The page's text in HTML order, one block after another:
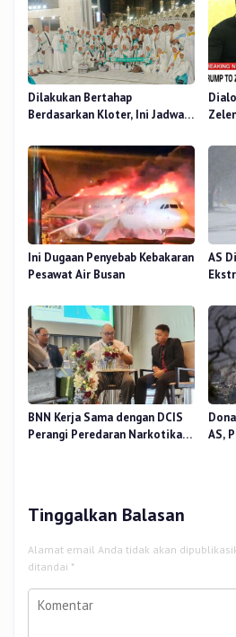
Dilakukan Bertahap
Berdasarkan Kloter, Ini Jadwal
Ini Dugaan Penyebab Kebakaran
Pesawat Air Busan
AS
BNN Kerja Sama dengan DCIS
Perangi Peredaran Narkotika
AS,
Tinggalkan Balasan
Alamat email Anda tidak akan
ditandai *